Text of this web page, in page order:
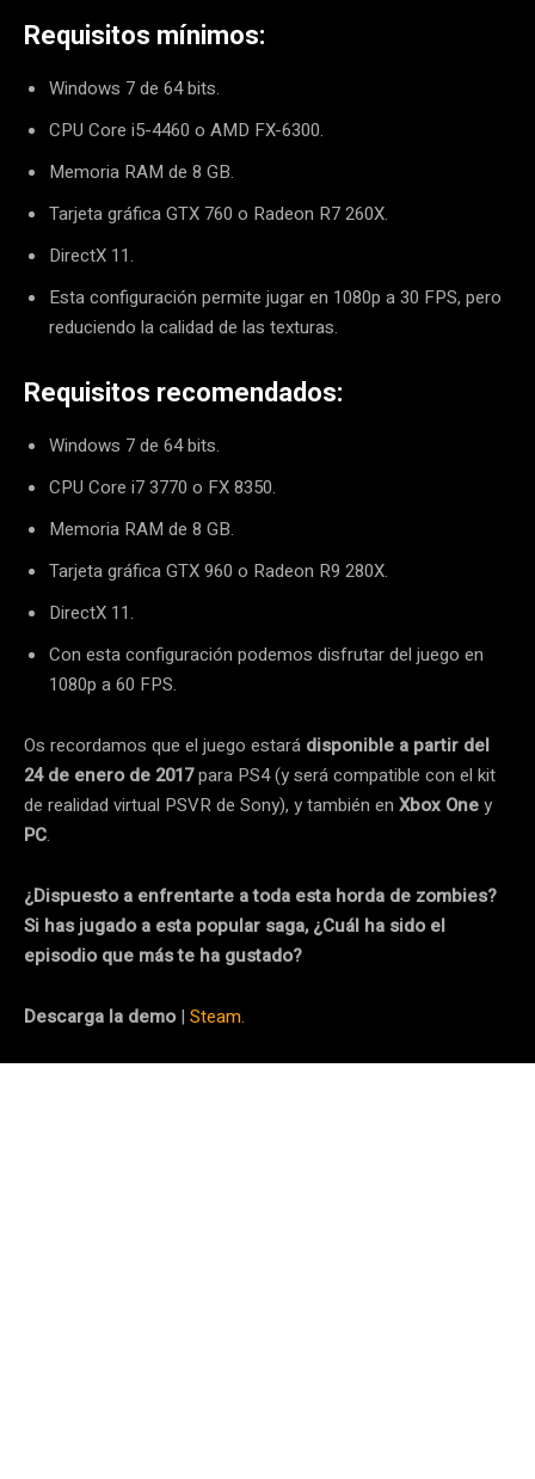
Requisitos mínimos:
Windows 7 de 64 bits.
CPU Core i5-4460 o AMD FX-6300.
Memoria RAM de 8 GB.
Tarjeta gráfica GTX 760 o Radeon R7 260X.
DirectX 11.
Esta configuración permite jugar en 1080p a 30 FPS, pero
reduciendo la calidad de las texturas.
Requisitos recomendados:
Windows 7 de 64 bits.
CPU Core i7 3770 o FX 8350.
Memoria RAM de 8 GB.
Tarjeta gráfica GTX 960 o Radeon R9 280X.
DirectX 11.
Con esta configuración podemos disfrutar del juego en
1080p a 60 FPS.
Os recordamos que el juego estará disponible a partir del
24 de enero de 2017para PS4 (y será compatible con el kit
de realidad virtual PSVR de Sony), y también en Xbox Oney
PC.
¿Dispuesto a enfrentarte a toda esta horda de zombies?
Si has jugado a esta popular saga, ¿Cuál ha sido el
episodio que más te ha gustado?
Descarga la demo| Steam.